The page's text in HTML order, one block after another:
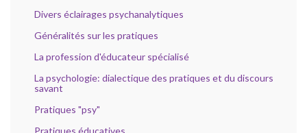
Divers éclairages psychanalytiques
Généralités sur les pratiques
La profession d'éducateur spécialisé
La psychologie: dialectique des pratiques et du discours
savant
Pratiques "psy"
Pratiques éducatives